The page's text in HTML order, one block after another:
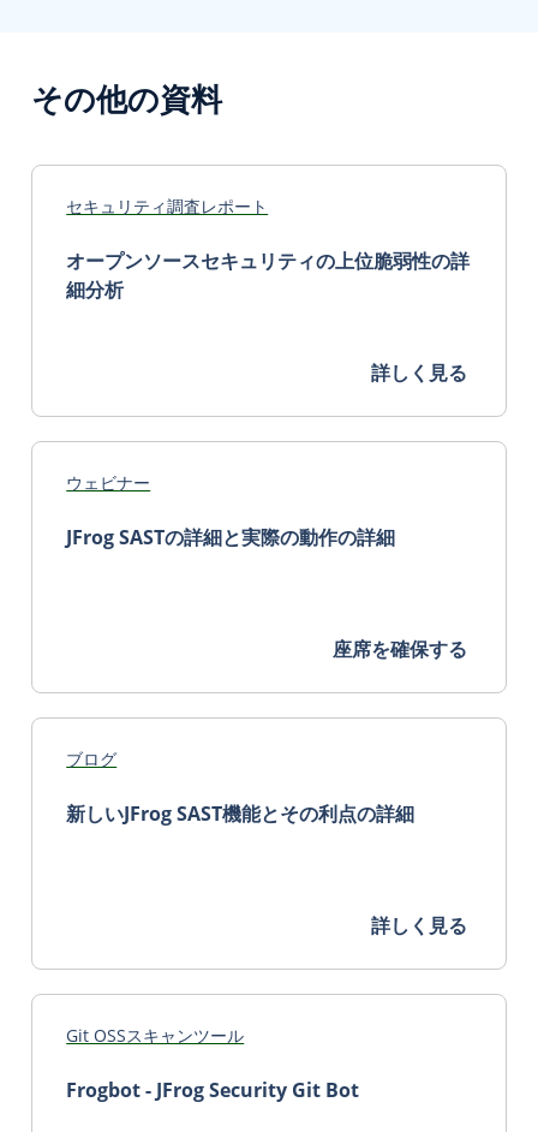
その他の資料
セキュリティ調査レポート
オープンソースセキュリティの上位脆弱性の詳
細分析
詳しく見る
ウェビナー
JFrog SASTの詳細と実際の動作の詳細
座席を確保する
ブログ
新しいJFrog SAST機能とその利点の詳細
詳しく見る
Git OSSスキャンツール
Frogbot - JFrog Security Git Bot